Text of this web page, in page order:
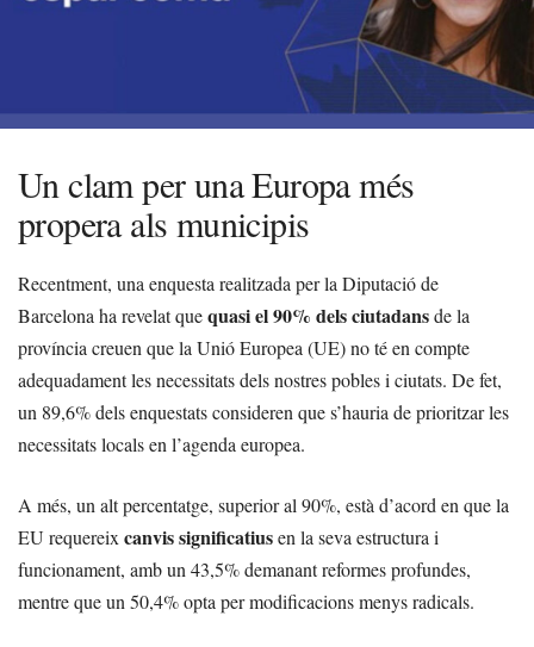
Un clam per una Europa més
propera als municipis
Recentment, una enquesta realitzada per la Diputació de
Barcelona ha revelat quequasi el 90% dels ciutadansde la
província creuen que la Unió Europea (UE) no té en compte
adequadament les necessitats dels nostres pobles i ciutats. De fet,
un 89,6% dels enquestats consideren que s’hauria de prioritzar les
necessitats locals en l’agenda europea.
A més, un alt percentatge, superior al 90%, està d’acord en que la
EU requereix canvis significatiusen la seva estructura i
funcionament, amb un 43,5% demanant reformes profundes,
mentre que un 50,4% opta per modificacions menys radicals.